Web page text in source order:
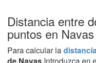
Distancia entre
puntos en Navas
Para calcular la
de Navas Introduzca en